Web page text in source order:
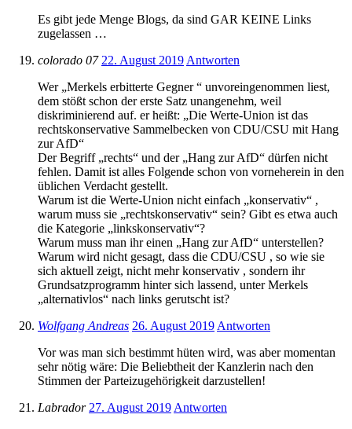
Es gibt jede Menge Blogs, da sind GAR KEINE Links
zugelassen …
colorado 07 22. August 2019 Antworten
Wer „Merkels erbitterte Gegner “ unvoreingenommen liest,
dem stößt schon der erste Satz unangenehm, weil
diskriminierend auf. er heißt: „Die Werte-Union ist das
rechtskonservative Sammelbecken von CDU/CSU mit Hang
zur AfD“
Der Begriff „rechts“ und der „Hang zur AfD“ dürfen nicht
fehlen. Damit ist alles Folgende schon von vorneherein in den
üblichen Verdacht gestellt.
Warum ist die Werte-Union nicht einfach „konservativ“ ,
warum muss sie „rechtskonservativ“ sein? Gibt es etwa auch
die Kategorie „linkskonservativ“?
Warum muss man ihr einen „Hang zur AfD“ unterstellen?
Warum wird nicht gesagt, dass die CDU/CSU , so wie sie
sich aktuell zeigt, nicht mehr konservativ , sondern ihr
Grundsatzprogramm hinter sich lassend, unter Merkels
„alternativlos“ nach links gerutscht ist?
Wolfgang Andreas 26. August 2019 Antworten
Vor was man sich bestimmt hüten wird, was aber momentan
sehr nötig wäre: Die Beliebtheit der Kanzlerin nach den
Stimmen der Parteizugehörigkeit darzustellen!
Labrador 27. August 2019 Antworten